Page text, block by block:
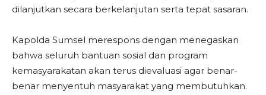
dilanjutkan secara berkelanjutan serta tepat sasaran.
Kapolda Sumsel merespons dengan menegaskan
bahwa seluruh bantuan sosial dan program
kemasyarakatan akan terus dievaluasi agar benar-
benar menyentuh masyarakat yang membutuhkan.